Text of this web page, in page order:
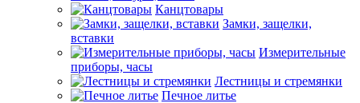
Канцтовары
Замки, защелки,
вставки
Измерительные
приборы, часы
Лестницы и стремянки
Печное литье